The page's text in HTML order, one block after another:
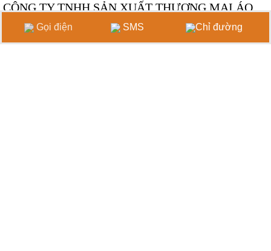
CÔNG TY TNHH SẢN XUẤT THƯƠNG MẠI ÁO
MƯA HOÀNG GIA
Xưởng Sản xuất 1:20 Đường TCH07, P. Tân Chánh Hiệp,
Gọi điện SMS Chỉ đường